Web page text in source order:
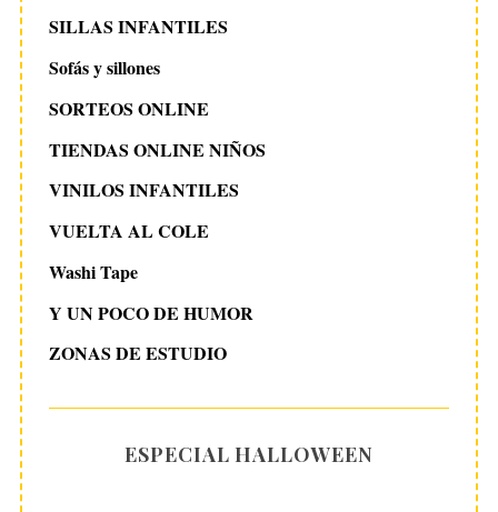
SILLAS INFANTILES
Sofás y sillones
SORTEOS ONLINE
TIENDAS ONLINE NIÑOS
VINILOS INFANTILES
VUELTA AL COLE
Washi Tape
Y UN POCO DE HUMOR
ZONAS DE ESTUDIO
ESPECIAL HALLOWEEN